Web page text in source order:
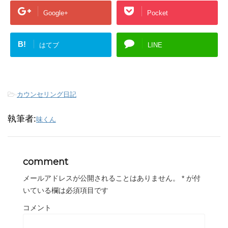
Google+ Pocket
B! はてブ LINE
-カウンセリング日記
執筆者:味くん
comment
メールアドレスが公開されることはありません。 * が付
いている欄は必須項目です
コメント